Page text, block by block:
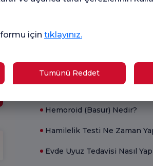
Hamilelik Belirtileri Nelerdir?
Hemoroid (Basur) Nedir?
Hamilelik Testi Ne Zaman
Evde Uyuz Tedavisi Nasıl
için tıklayınız.
Tümünü Reddet